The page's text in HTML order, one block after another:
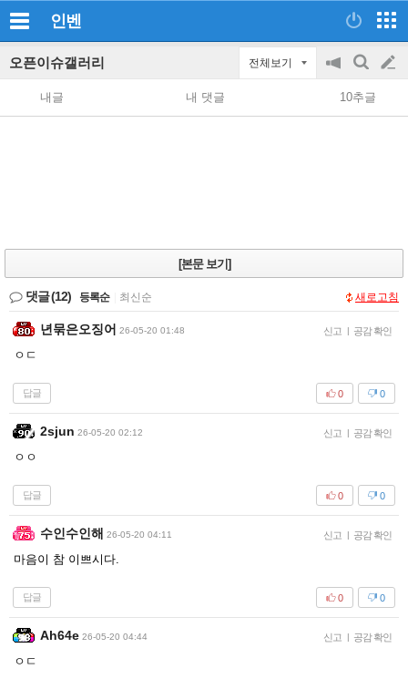
인벤
오픈이슈갤러리 전체보기
공
지
on/off
검
색
글
쓰
내글 내 댓글 10추글
[본문 보기]
댓글(12) 등록순 최신순 새로고침
년묶은오징어 26-05-20 01:48 신고 | 공감 확인
ㅇㄷ
답글 0
0
2sjun 26-05-20 02:12 신고 | 공감 확인
ㅇㅇ
답글 0
0
수인수인해 26-05-20 04:11 신고 | 공감 확인
마음이 참 이쁘시다.
답글 0
0
Ah64e 26-05-20 04:44 신고 | 공감 확인
ㅇㄷ